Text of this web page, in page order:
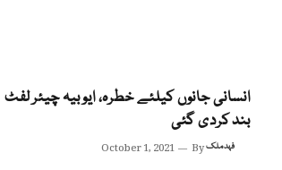
انسانی جانوں کیلئے خطرہ، ایوبیہ چیئر لفٹ
بند کردی گئی
October 1, 2021 Byفہد ملک